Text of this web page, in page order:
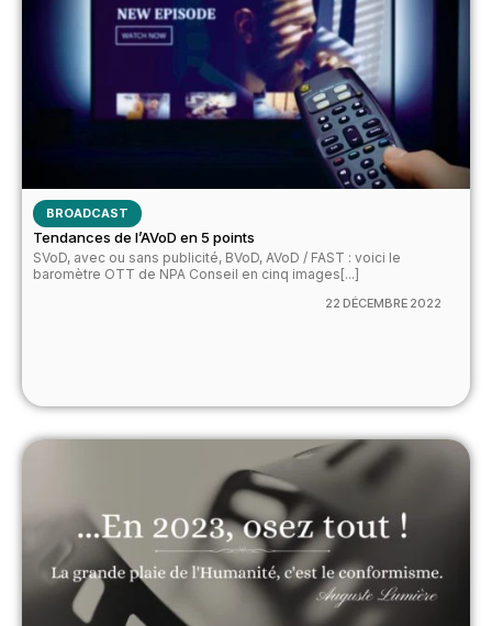
BROADCAST
Tendances de l’AVoD en 5 points
SVoD, avec ou sans publicité, BVoD, AVoD / FAST : voici le
baromètre OTT de NPA Conseil en cinq images[...]
22 DÉCEMBRE 2022